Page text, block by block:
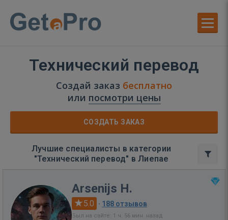
Технический перевод
Создай заказ бесплатно
или посмотри цены
СОЗДАТЬ ЗАКАЗ
Лучшие специалисты в категории
"Технический перевод" в Лиепае
Arsenijs H.
5.0 · 188 отзывов
Был на сайте: 1 ч. 56 мин. назад